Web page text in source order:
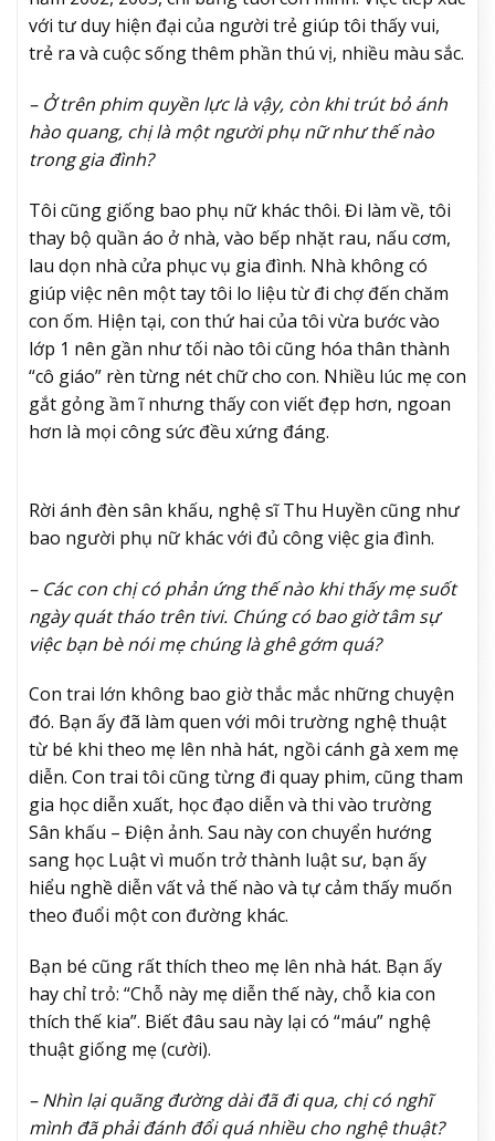
với tư duy hiện đại của người trẻ giúp tôi thấy vui,
trẻ ra và cuộc sống thêm phần thú vị, nhiều màu sắc.
– Ở trên phim quyền lực là vậy, còn khi trút bỏ ánh
hào quang, chị là một người phụ nữ như thế nào
trong gia đình?
Tôi cũng giống bao phụ nữ khác thôi. Đi làm về, tôi
thay bộ quần áo ở nhà, vào bếp nhặt rau, nấu cơm,
lau dọn nhà cửa phục vụ gia đình. Nhà không có
giúp việc nên một tay tôi lo liệu từ đi chợ đến chăm
con ốm. Hiện tại, con thứ hai của tôi vừa bước vào
lớp 1 nên gần như tối nào tôi cũng hóa thân thành
“cô giáo” rèn từng nét chữ cho con. Nhiều lúc mẹ con
gắt gỏng ầm ĩ nhưng thấy con viết đẹp hơn, ngoan
hơn là mọi công sức đều xứng đáng.
Rời ánh đèn sân khấu, nghệ sĩ Thu Huyền cũng như
bao người phụ nữ khác với đủ công việc gia đình.
– Các con chị có phản ứng thế nào khi thấy mẹ suốt
ngày quát tháo trên tivi. Chúng có bao giờ tâm sự
việc bạn bè nói mẹ chúng là ghê gớm quá?
Con trai lớn không bao giờ thắc mắc những chuyện
đó. Bạn ấy đã làm quen với môi trường nghệ thuật
từ bé khi theo mẹ lên nhà hát, ngồi cánh gà xem mẹ
diễn. Con trai tôi cũng từng đi quay phim, cũng tham
gia học diễn xuất, học đạo diễn và thi vào trường
Sân khấu – Điện ảnh. Sau này con chuyển hướng
sang học Luật vì muốn trở thành luật sư, bạn ấy
hiểu nghề diễn vất vả thế nào và tự cảm thấy muốn
theo đuổi một con đường khác.
Bạn bé cũng rất thích theo mẹ lên nhà hát. Bạn ấy
hay chỉ trỏ: “Chỗ này mẹ diễn thế này, chỗ kia con
thích thế kia”. Biết đâu sau này lại có “máu” nghệ
thuật giống mẹ (cười).
– Nhìn lại quãng đường dài đã đi qua, chị có nghĩ
mình đã phải đánh đổi quá nhiều cho nghệ thuật?